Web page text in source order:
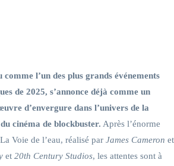
l’un des plus grands événements
de 2025, s’annonce déjà comme un
d’envergure dans l’univers de la
cinéma de blockbuster. Après l’énorme
Voie de l’eau, réalisé par James Cameron et
et 20th Century Studios, les attentes sont à